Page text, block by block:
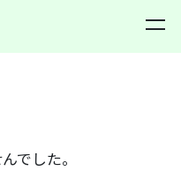
でした。